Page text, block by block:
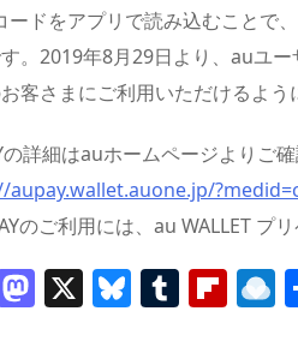
ードをアプリで読み込むことで
。2019年8月29日より、auユ
客さまにご利用いただけるよう
の詳細はauホームページよりご確
aupay.wallet.auone.jp/
のご利用には、au WALLET プ
M X Bl T Fl R